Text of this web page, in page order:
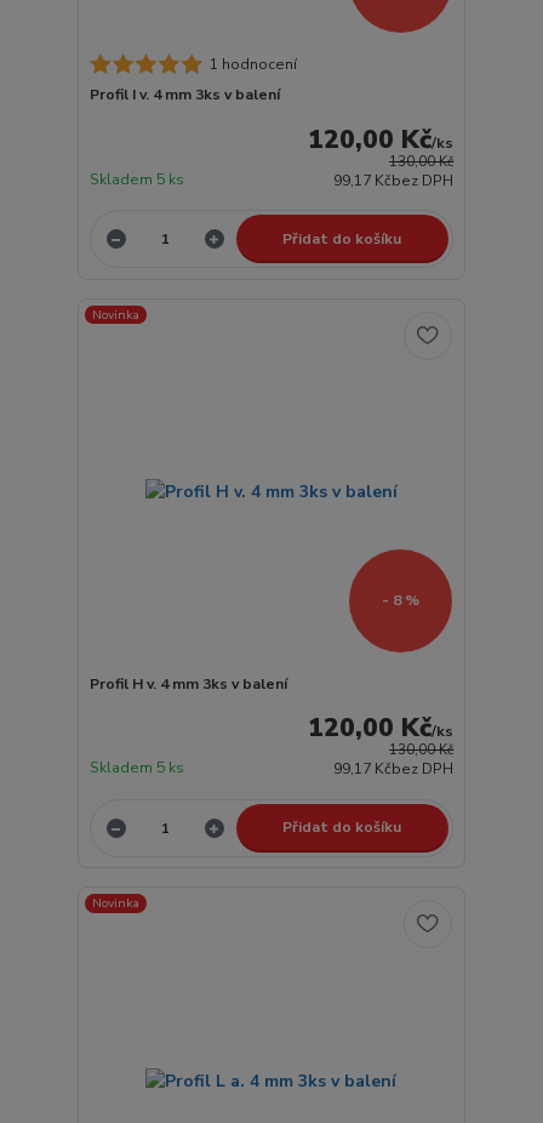
1 hodnocení
Profil I v. 4 mm 3ks v balení
130,00 Kč
120,00 Kč/ks
99,17 Kčbez DPH
Skladem 5 ks
Přidat do košíku
Novinka
- 8 %
Profil H v. 4 mm 3ks v balení
130,00 Kč
120,00 Kč/ks
99,17 Kčbez DPH
Skladem 5 ks
Přidat do košíku
Novinka